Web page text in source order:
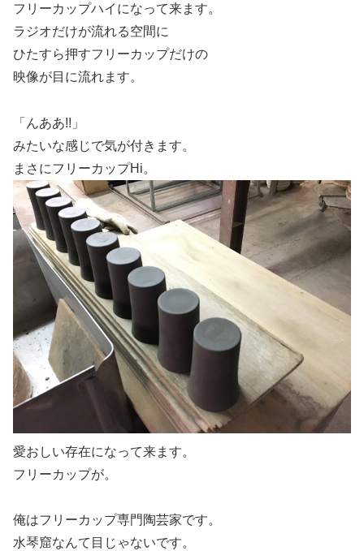
フリーカップハイになって来ます。
ラジオだけが流れる空間に
ひたすら押すフリーカップだけの
映像が目に流れます。
「んああ!!」
みたいな感じで気が付きます。
まさにフリーカップHi。
愛おしい存在になって来ます。
フリーカップが。
俺はフリーカップ専門陶芸家です。
水琴窟なんて目じゃないです。